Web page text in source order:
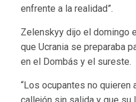
enfrente a la realidad”.
Zelenskyy dijo el domingo
que Ucrania se preparaba
en el Dombás y el sureste.
“Los ocupantes no quieren